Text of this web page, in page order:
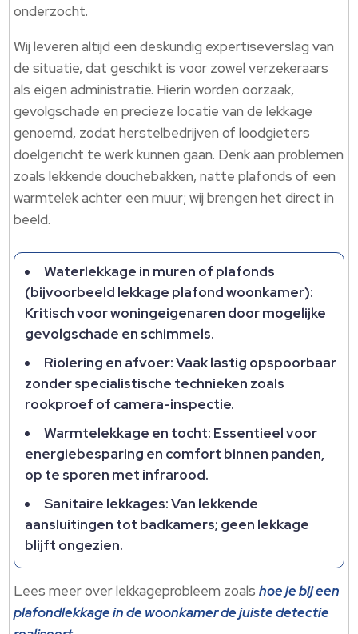
onderzocht.
Wij leveren altijd een deskundig expertiseverslag van
de situatie, dat geschikt is voor zowel verzekeraars
als eigen administratie. Hierin worden oorzaak,
gevolgschade en precieze locatie van de lekkage
genoemd, zodat herstelbedrijven of loodgieters
doelgericht te werk kunnen gaan. Denk aan problemen
zoals lekkende douchebakken, natte plafonds of een
warmtelek achter een muur; wij brengen het direct in
beeld.
Waterlekkage in muren of plafonds
(bijvoorbeeld lekkage plafond woonkamer):
Kritisch voor woningeigenaren door mogelijke
gevolgschade en schimmels.
Riolering en afvoer: Vaak lastig opspoorbaar
zonder specialistische technieken zoals
rookproef of camera-inspectie.
Warmtelekkage en tocht: Essentieel voor
energiebesparing en comfort binnen panden,
op te sporen met infrarood.
Sanitaire lekkages: Van lekkende
aansluitingen tot badkamers; geen lekkage
blijft ongezien.
Lees meer over lekkageprobleem zoalshoe je bij een
plafondlekkage in de woonkamer de juiste detectie